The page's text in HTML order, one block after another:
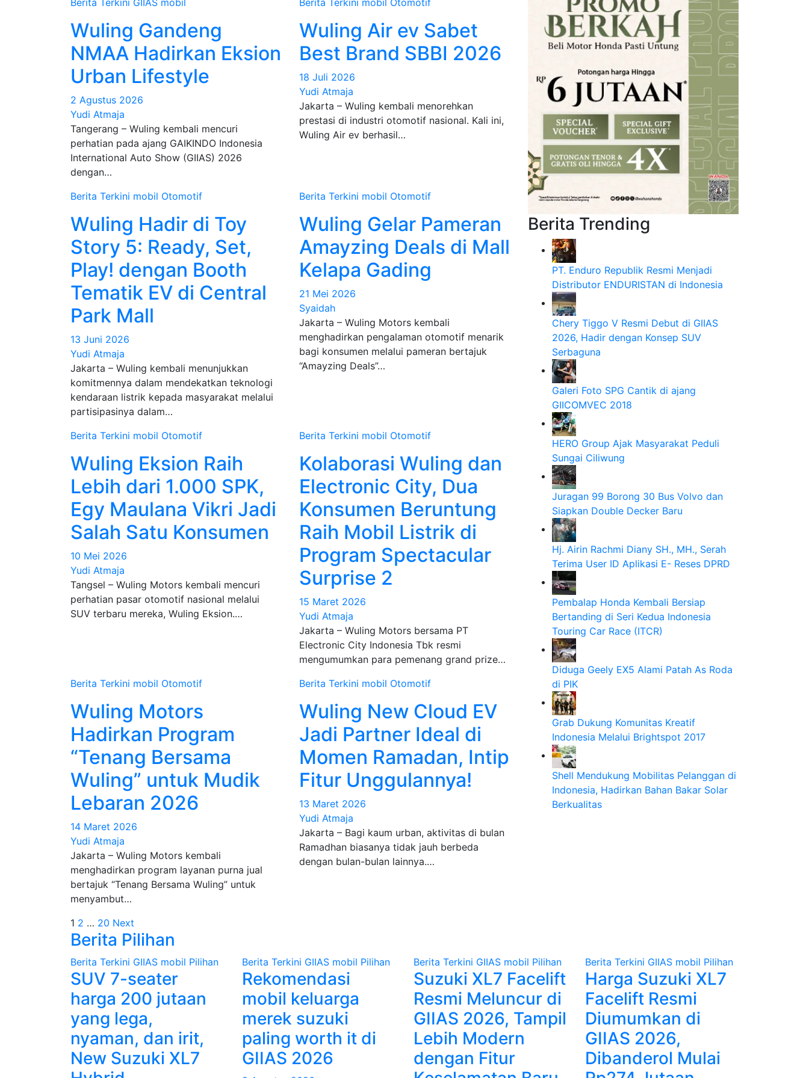
Berita Terkini GIIAS mobil
Wuling Gandeng
NMAA Hadirkan Eksion
Urban Lifestyle
2 Agustus 2026
Yudi Atmaja
Tangerang – Wuling kembali mencuri
perhatian pada ajang GAIKINDO Indonesia
International Auto Show (GIIAS) 2026
dengan…
Berita Terkini mobil Otomotif
Wuling Air ev Sabet
Best Brand SBBI 2026
18 Juli 2026
Yudi Atmaja
Jakarta – Wuling kembali menorehkan
prestasi di industri otomotif nasional. Kali ini,
Wuling Air ev berhasil…
Berita Terkini mobil Otomotif
Wuling Hadir di Toy
Story 5: Ready, Set,
Play! dengan Booth
Tematik EV di Central
Park Mall
13 Juni 2026
Yudi Atmaja
Jakarta – Wuling kembali menunjukkan
komitmennya dalam mendekatkan teknologi
kendaraan listrik kepada masyarakat melalui
partisipasinya dalam…
Berita Terkini mobil Otomotif
Wuling Gelar Pameran
Amayzing Deals di Mall
Kelapa Gading
21 Mei 2026
Syaidah
Jakarta – Wuling Motors kembali
menghadirkan pengalaman otomotif menarik
bagi konsumen melalui pameran bertajuk
“Amayzing Deals”…
Berita Terkini mobil Otomotif
Wuling Eksion Raih
Lebih dari 1.000 SPK,
Egy Maulana Vikri Jadi
Salah Satu Konsumen
10 Mei 2026
Yudi Atmaja
Tangsel – Wuling Motors kembali mencuri
perhatian pasar otomotif nasional melalui
SUV terbaru mereka, Wuling Eksion.…
Berita Terkini mobil Otomotif
Kolaborasi Wuling dan
Electronic City, Dua
Konsumen Beruntung
Raih Mobil Listrik di
Program Spectacular
Surprise 2
15 Maret 2026
Yudi Atmaja
Jakarta – Wuling Motors bersama PT
Electronic City Indonesia Tbk resmi
mengumumkan para pemenang grand prize…
Berita Terkini mobil Otomotif
Wuling Motors
Hadirkan Program
“Tenang Bersama
Wuling” untuk Mudik
Lebaran 2026
14 Maret 2026
Yudi Atmaja
Jakarta – Wuling Motors kembali
menghadirkan program layanan purna jual
bertajuk “Tenang Bersama Wuling” untuk
menyambut…
Berita Terkini mobil Otomotif
Wuling New Cloud EV
Jadi Partner Ideal di
Momen Ramadan, Intip
Fitur Unggulannya!
13 Maret 2026
Yudi Atmaja
Jakarta – Bagi kaum urban, aktivitas di bulan
Ramadhan biasanya tidak jauh berbeda
dengan bulan-bulan lainnya.…
Paginasi
pos
1 2 … 20 Next
Berita Trending
PT. Enduro Republik Resmi Menjadi
Distributor ENDURISTAN di Indonesia
Chery Tiggo V Resmi Debut di GIIAS
2026, Hadir dengan Konsep SUV
Serbaguna
Galeri Foto SPG Cantik di ajang
GIICOMVEC 2018
HERO Group Ajak Masyarakat Peduli
Sungai Ciliwung
Juragan 99 Borong 30 Bus Volvo dan
Siapkan Double Decker Baru
Hj. Airin Rachmi Diany SH., MH., Serah
Terima User ID Aplikasi E- Reses DPRD
Pembalap Honda Kembali Bersiap
Bertanding di Seri Kedua Indonesia
Touring Car Race (ITCR)
Diduga Geely EX5 Alami Patah As Roda
di PIK
Grab Dukung Komunitas Kreatif
Indonesia Melalui Brightspot 2017
Shell Mendukung Mobilitas Pelanggan di
Indonesia, Hadirkan Bahan Bakar Solar
Berkualitas
Berita Pilihan
Berita Terkini GIIAS mobil Pilihan
SUV 7-seater
harga 200 jutaan
yang lega,
nyaman, dan irit,
New Suzuki XL7
Berita Terkini GIIAS mobil Pilihan
Rekomendasi
mobil keluarga
merek suzuki
paling worth it di
GIIAS 2026
Berita Terkini GIIAS mobil Pilihan
Suzuki XL7 Facelift
Resmi Meluncur di
GIIAS 2026, Tampil
Lebih Modern
dengan Fitur
Berita Terkini GIIAS mobil Pilihan
Harga Suzuki XL7
Facelift Resmi
Diumumkan di
GIIAS 2026,
Dibanderol Mulai